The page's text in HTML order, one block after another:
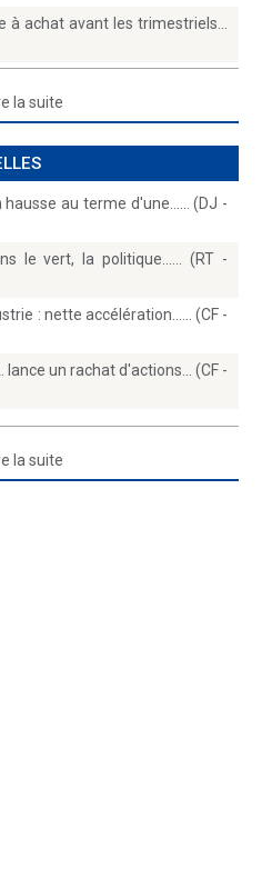
à achat avant les trimestriels
la suite
au terme d'une...… (DJ -
le vert, la politique...… (RT -
: nette accélération...… (CF -
lance un rachat d'actions… (CF -
la suite